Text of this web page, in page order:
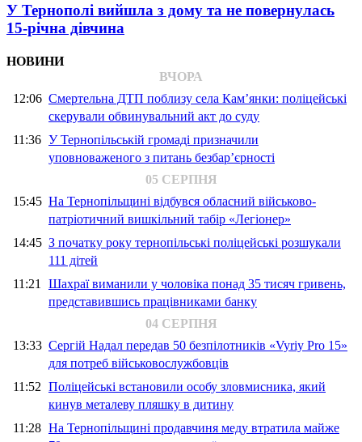
У Тернополі вийшла з дому та не повернулась
15-річна дівчина
НОВИНИ
ВЧОРА
12:06 Смертельна ДТП поблизу села Кам’янки: поліцейські
скерували обвинувальний акт до суду
11:36 У Тернопільській громаді призначили
уповноваженого з питань безбар’єрності
05 СЕРПНЯ
15:45 На Тернопільщині відбувся обласний військово-
патріотичний вишкільний табір «Легіонер»
14:45 З початку року тернопільські поліцейські розшукали
111 дітей
11:21 Шахраї виманили у чоловіка понад 35 тисяч гривень,
представившись працівниками банку
04 СЕРПНЯ
13:33 Сергій Надал передав 50 безпілотників «Vyriy Pro 15»
для потреб військовослужбовців
11:52 Поліцейські встановили особу зловмисника, який
кинув металеву пляшку в дитину
11:28 На Тернопільщині продавчиня меду втратила майже